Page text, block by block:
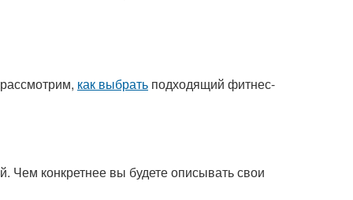
как выбрать подходящий фитнес-
Чем конкретнее вы будете описывать свои